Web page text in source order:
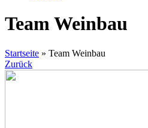
Team Weinbau
Startseite » Team Weinbau
Zurück